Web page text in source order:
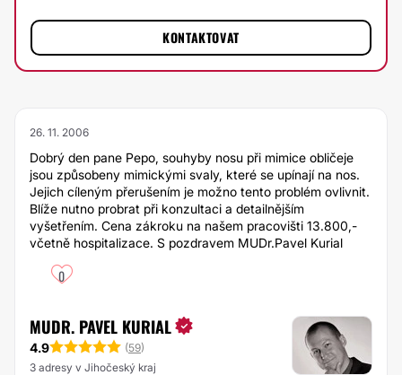
KONTAKTOVAT
26. 11. 2006
Dobrý den pane Pepo, souhyby nosu při mimice obličeje
jsou způsobeny mimickými svaly, které se upínají na nos.
Jejich cíleným přerušením je možno tento problém ovlivnit.
Blíže nutno probrat při konzultaci a detailnějším
vyšetřením. Cena zákroku na našem pracovišti 13.800,-
včetně hospitalizace. S pozdravem MUDr.Pavel Kurial
0
MUDR. PAVEL KURIAL
4.9 (59)
3 adresy v Jihočeský kraj